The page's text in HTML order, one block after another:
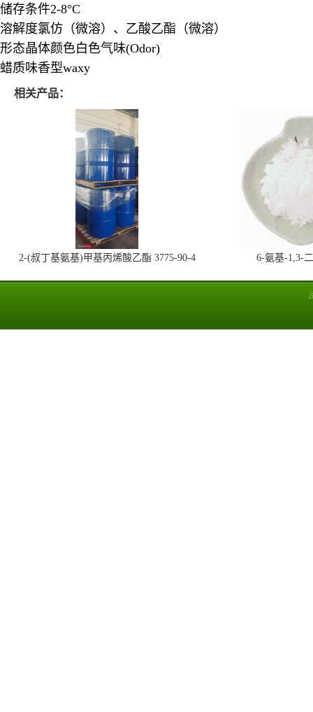
储存条件2-8°C
溶解度氯仿（微溶）、乙酸乙酯（微溶）
形态晶体颜色白色气味(Odor)
蜡质味香型waxy
相关产品：
2-(叔丁基氨基)甲基丙烯酸乙酯 3775-90-4 6-氨基-1,3-